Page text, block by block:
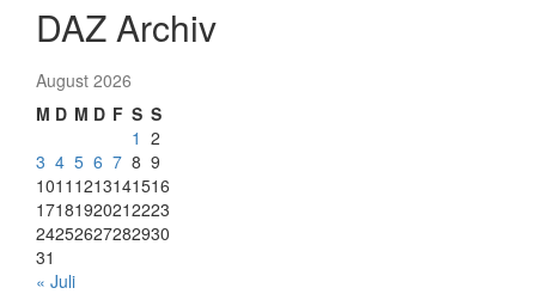
DAZ Archiv
August 2026
M D M D F S S
1 2
3 4 5 6 7 8 9
1011 1213141516
17181920212223
24252627282930
31
« Juli